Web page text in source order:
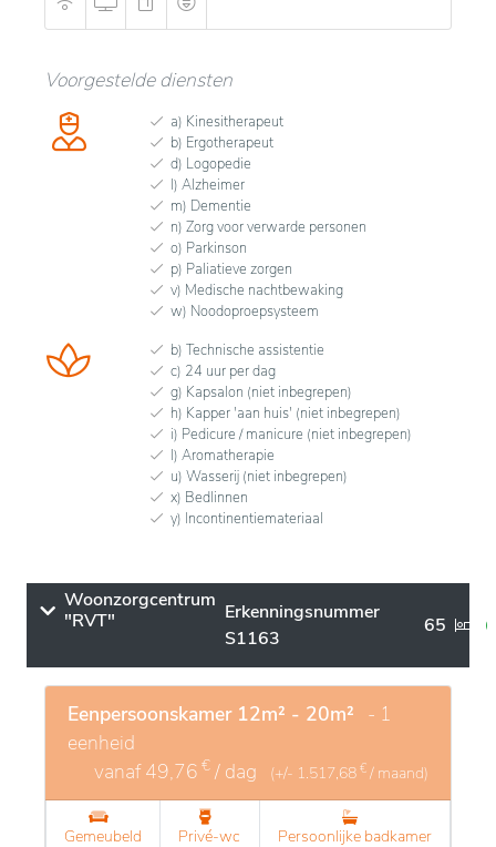
Voorgestelde diensten
a) Kinesitherapeut
b) Ergotherapeut
d) Logopedie
l) Alzheimer
m) Dementie
n) Zorg voor verwarde personen
o) Parkinson
p) Paliatieve zorgen
v) Medische nachtbewaking
w) Noodoproepsysteem
b) Technische assistentie
c) 24 uur per dag
g) Kapsalon (niet inbegrepen)
h) Kapper 'aan huis' (niet inbegrepen)
i) Pedicure / manicure (niet inbegrepen)
l) Aromatherapie
u) Wasserij (niet inbegrepen)
x) Bedlinnen
y) Incontinentiemateriaal
Woonzorgcentrum
"RVT"
Erkenningsnummer
S1163
65
Eenpersoonskamer 12m² - 20m² - 1
eenheid
vanaf49,76 € / dag (+/- 1.517,68 € / maand)
Gemeubeld Privé-wc Persoonlijke badkamer